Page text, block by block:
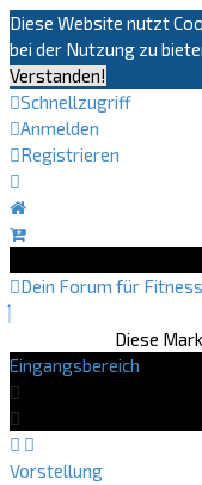
Diese Website nutzt
bei der Nutzung zu
Verstanden!
Schnellzugriff
Anmelden
Registrieren
Dein Forum für
Diese
Eingangsbereich
Vorstellung